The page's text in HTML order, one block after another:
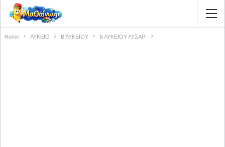
Home ΛΥΚΕΙΟ Β ΛΥΚΕΙΟΥ Β ΛΥΚΕΙΟΥ ΛΥΣΑΡΙ